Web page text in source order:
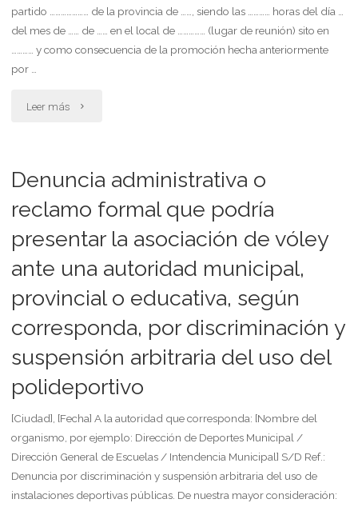
asociacion
civil"
partido ………………… de la provincia de ……, siendo las ………… horas del día …
del mes de …… de …… en el local de …………… (lugar de reunión) sito en
………… y como consecuencia de la promoción hecha anteriormente
por …
Leer más "Acta
estatuto
de
asociacion
mutual"
Denuncia administrativa o
reclamo formal que podría
presentar la asociación de vóley
ante una autoridad municipal,
provincial o educativa, según
corresponda, por discriminación y
suspensión arbitraria del uso del
polideportivo
[Ciudad], [Fecha] A la autoridad que corresponda: [Nombre del
organismo, por ejemplo: Dirección de Deportes Municipal /
Dirección General de Escuelas / Intendencia Municipal] S/D Ref.:
Denuncia por discriminación y suspensión arbitraria del uso de
instalaciones deportivas públicas. De nuestra mayor consideración: